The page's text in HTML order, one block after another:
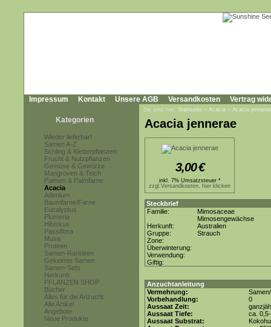
Impressum Kontakt Unsere AGB Versandkosten Vertrag
Kategorien
Wieder lieferbar!
Samen A-Z
Schling & Kletterpflanzen
Frucht & Nutzpflanzen
Gemüse & Gewürze
Mangroven & Teich
Palmen & Palmfarne
Acacia
Adenium
Baumfarne/Farne
Eucalyptus
Plumeria
Hibiskus
Passiflora
Musa
Proteen
Samen-Raritäten
Gekeimte Samen
Samen-Sets
Herkunft
PFLANZEN SHOP
Bücher
Alles für die Anzucht
Alle Artikel
Angebote
Neue Produkte
Sie sind hier: Startseite » Acacia » Acacia
Acacia jennerae
3,00€
inkl. 7% Umsatzsteuer *
zzgl.Versandkosten, hier klicken
Steckbrief
Familie:
Mimosaceae
Mimosengewächse
Herkunft:
Australien
Gruppe:
Strauch
Zone:
Überwinterung:
Verwendung:
Giftig:
Anzuchtanleitung
Vermehrung:
Vorbehandlung:
0
Aussaat Zeit:
Aussaat Tiefe:
ca.
Aussaat Substrat: